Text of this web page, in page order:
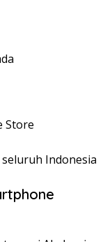
Store
Indonesia